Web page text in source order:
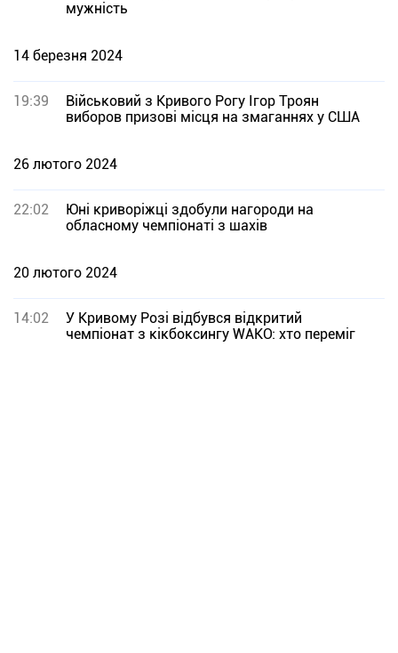
мужність
14 березня 2024
19:39
Військовий з Кривого Рогу Ігор Троян
виборов призові місця на змаганнях у США
26 лютого 2024
22:02
Юні криворіжці здобули нагороди на
обласному чемпіонаті з шахів
20 лютого 2024
14:02
У Кривому Розі відбувся відкритий
чемпіонат з кікбоксингу WAKO: хто переміг